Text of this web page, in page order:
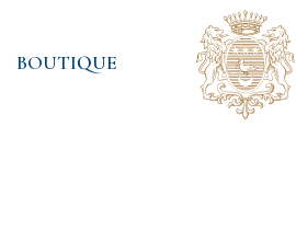
BOUTIQUE